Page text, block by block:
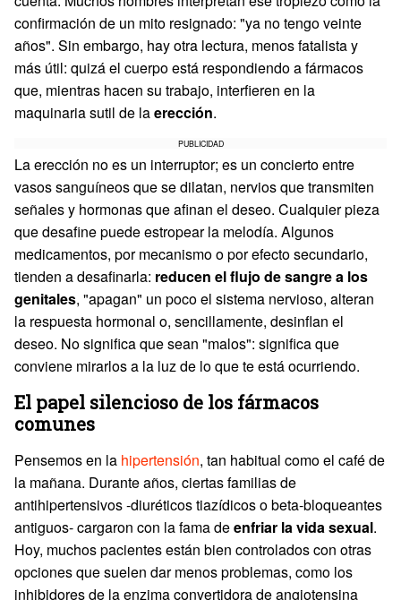
confirmación de un mito resignado: "ya no tengo veinte
años". Sin embargo, hay otra lectura, menos fatalista y
más útil: quizá el cuerpo está respondiendo a fármacos
que, mientras hacen su trabajo, interfieren en la
maquinaria sutil de laerección.
PUBLICIDAD
La erección no es un interruptor; es un concierto entre
vasos sanguíneos que se dilatan, nervios que transmiten
señales y hormonas que afinan el deseo. Cualquier pieza
que desafine puede estropear la melodía. Algunos
medicamentos, por mecanismo o por efecto secundario,
tienden a desafinarla: reducen el flujo de sangre a los
genitales, "apagan" un poco el sistema nervioso, alteran
la respuesta hormonal o, sencillamente, desinflan el
deseo. No significa que sean "malos": significa que
conviene mirarlos a la luz de lo que te está ocurriendo.
El papel silencioso de los fármacos
comunes
Pensemos en la hipertensión, tan habitual como el café de
la mañana. Durante años, ciertas familias de
antihipertensivos -diuréticos tiazídicos o beta-bloqueantes
antiguos- cargaron con la fama deenfriar la vida sexual.
Hoy, muchos pacientes están bien controlados con otras
opciones que suelen dar menos problemas, como los
inhibidores de la enzima convertidora de angiotensina